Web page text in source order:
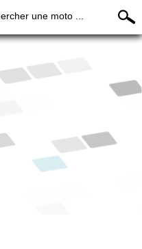
une moto ...